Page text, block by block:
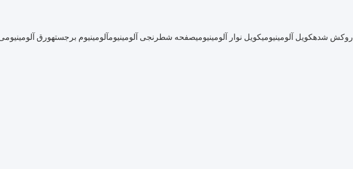
روکش شدهکویل آلومینیومیکویل نوار آلومینیومیصفحه شطرنجی آلومینیومآلومینیوم برجستهورق آلومینیومی